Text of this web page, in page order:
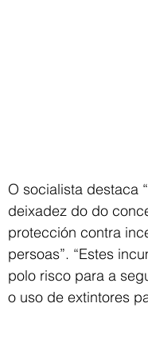
O socialista destaca
deixadez do do
protección contra
persoas”. “Estes
polo risco para a
o uso de extintores